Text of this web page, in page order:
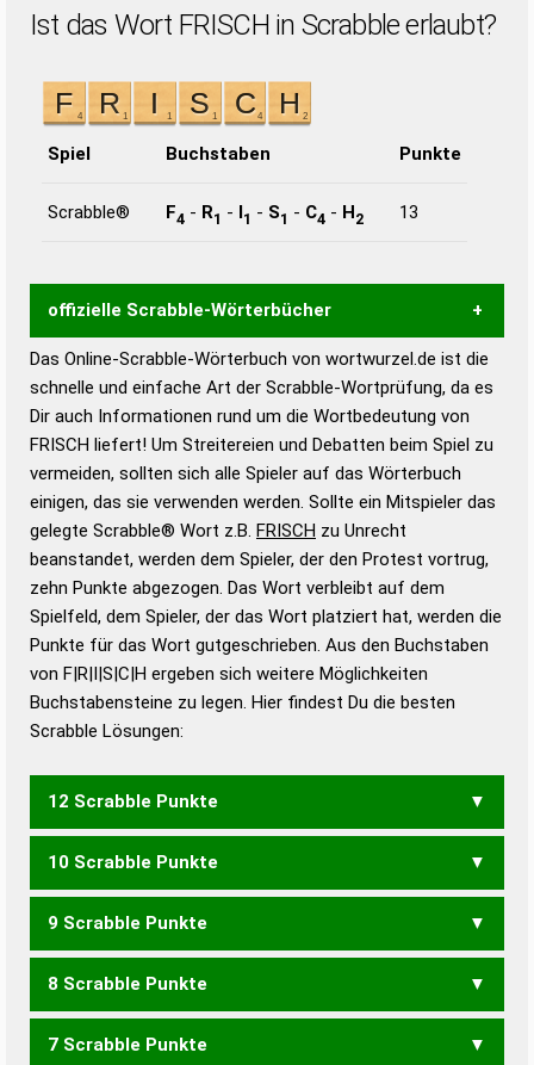
Ist das Wort FRISCH in Scrabble erlaubt?
Spiel Buchstaben Punkte
Scrabble® F4 - R1 - I1 - S1 - C4 - H2 13
offizielle Scrabble-Wörterbücher
Wortwurzel liefert mit Hilfe eines semantischen
Wortanalyse-Algorithmus gute Anhaltspunkte zu
Wortbedeutung, Worttrennung und Wortform, um die
Gültigkeit eines Wortes für das Scrabble-Spiel zu
bestimmen!
zugelassene Turnier Scrabble-
Wörterbücher sind:
Duden – Standardwerk in 12 Bänden
Duden – Richtiges und gutes
Deutsch
Duden – Die deutsche Grammatik
Duden – Deutsches
Das Online-Scrabble-Wörterbuch von wortwurzel.de ist die
schnelle und einfache Art der Scrabble-Wortprüfung, da es
Dir auch Informationen rund um die Wortbedeutung von
FRISCH liefert! Um Streitereien und Debatten beim Spiel zu
vermeiden, sollten sich alle Spieler auf das Wörterbuch
einigen, das sie verwenden werden. Sollte ein Mitspieler das
gelegte Scrabble® Wort z.B. FRISCH zu Unrecht
beanstandet, werden dem Spieler, der den Protest vortrug,
zehn Punkte abgezogen. Das Wort verbleibt auf dem
Spielfeld, dem Spieler, der das Wort platziert hat, werden die
Punkte für das Wort gutgeschrieben. Aus den Buchstaben
von F|R|I|S|C|H ergeben sich weitere Möglichkeiten
Buchstabensteine zu legen. Hier findest Du die besten
Scrabble Lösungen:
12 Scrabble Punkte
FISCH
10 Scrabble Punkte
CSFR
9 Scrabble Punkte
CHRIS
8 Scrabble Punkte
CHIS ICHS SCHI SICH
7 Scrabble Punkte